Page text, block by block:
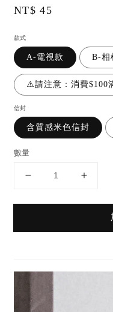
Regular
NT$ 45
款式
A-電視款 B-相
⚠️請注意：消費$100
信封
含質感米色信封
數量